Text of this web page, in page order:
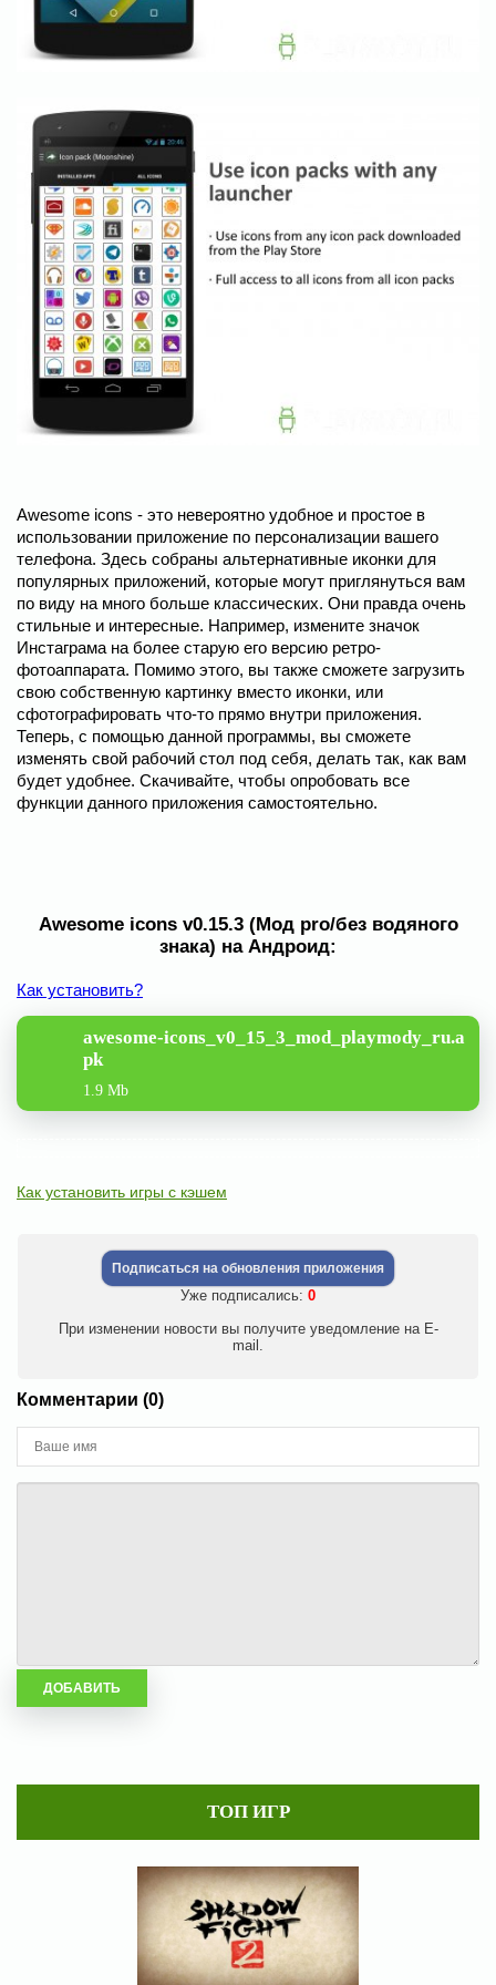
Awesome icons - это невероятно удобное и простое в
использовании приложение по персонализации вашего
телефона. Здесь собраны альтернативные иконки для
популярных приложений, которые могут приглянуться вам
по виду на много больше классических. Они правда очень
стильные и интересные. Например, измените значок
Инстаграма на более старую его версию ретро-
фотоаппарата. Помимо этого, вы также сможете загрузить
свою собственную картинку вместо иконки, или
сфотографировать что-то прямо внутри приложения.
Теперь, с помощью данной программы, вы сможете
изменять свой рабочий стол под себя, делать так, как вам
будет удобнее. Скачивайте, чтобы опробовать все
функции данного приложения самостоятельно.
Awesome icons v0.15.3 (Мод pro/без водяного
знака) на Андроид:
Как установить?
awesome-icons_v0_15_3_mod_playmody_ru.a
pk
1.9 Mb
Как установить игры с кэшем
Подписаться на обновления приложения
Уже подписались: 0
При изменении новости вы получите уведомление на E-
mail.
Комментарии (0)
ТОП ИГР